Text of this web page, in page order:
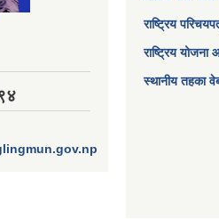
राष्ट्रिय
राष्ट्रिय योजना
स्थानीय तहका